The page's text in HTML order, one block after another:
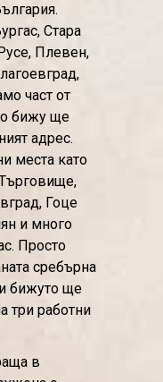
Стара
Плевен,
част от
бижу ще
адрес.
места като
Гоце
и много
Просто
сребърна
бижуто ще
три работни
в